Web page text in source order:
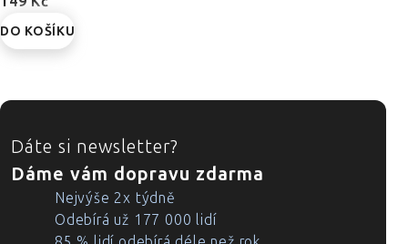
DO KOŠÍKU
ZÁPATÍ
Dáte si newsletter?
Dáme vám dopravu zdarma
Nejvýše 2x týdně
Odebírá už 177 000 lidí